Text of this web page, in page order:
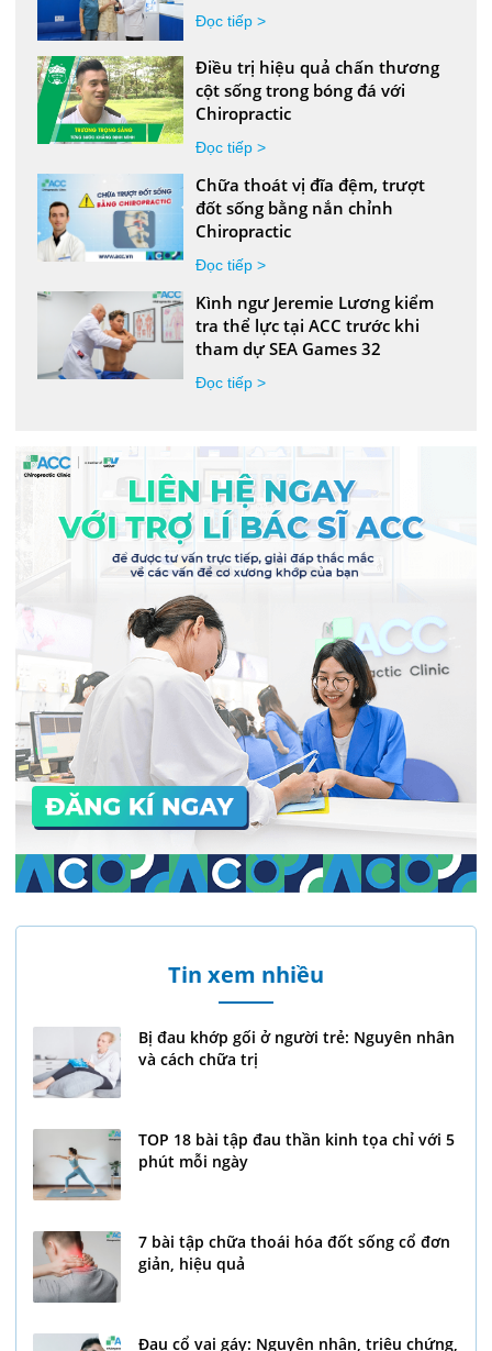
Đọc tiếp >
Điều trị hiệu quả chấn thương
cột sống trong bóng đá với
Chiropractic
Đọc tiếp >
Chữa thoát vị đĩa đệm, trượt
đốt sống bằng nắn chỉnh
Chiropractic
Đọc tiếp >
Kình ngư Jeremie Lương kiểm
tra thể lực tại ACC trước khi
tham dự SEA Games 32
Đọc tiếp >
Tin xem nhiều
Bị đau khớp gối ở người trẻ: Nguyên nhân
và cách chữa trị
TOP 18 bài tập đau thần kinh tọa chỉ với 5
phút mỗi ngày
7 bài tập chữa thoái hóa đốt sống cổ đơn
giản, hiệu quả
Đau cổ vai gáy: Nguyên nhân, triệu chứng,